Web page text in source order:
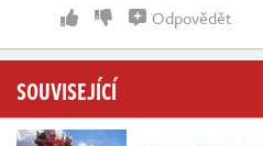
Odpovědět
SOUVISEJÍCÍ